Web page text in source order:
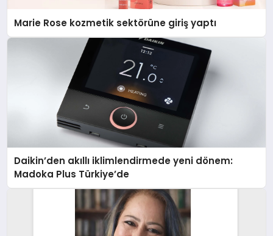
Marie Rose kozmetik sektörüne giriş yaptı
Daikin’den akıllı iklimlendirmede yeni dönem:
Madoka Plus Türkiye’de